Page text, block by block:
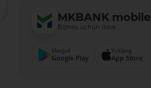
MKBANK mobile
Biznes uchun ilova
Mavjud
Google Play
Yuklang
App Store